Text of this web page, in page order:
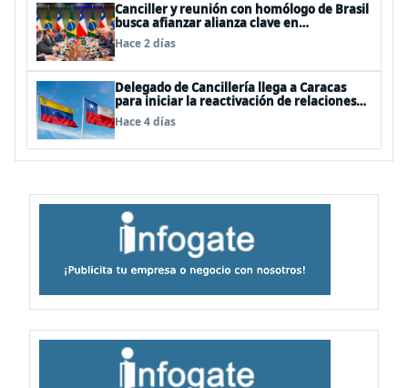
Canciller y reunión con homólogo de Brasil
busca afianzar alianza clave en
Latinoamérica
Hace 2 días
Delegado de Cancillería llega a Caracas
para iniciar la reactivación de relaciones
consulares
Hace 4 días